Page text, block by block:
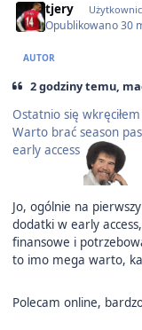
tjery
Opublikowano30
AUTOR
2 godziny temu,
Ostatnio się
Warto brać season
early access
Jo, ogólnie na
dodatki w early
finansowe i
to imo mega warto,
Polecam online,